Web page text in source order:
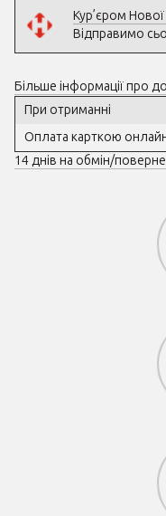
Кур’єром
Відправимо
Більше інформації про
При отриманні
Оплата карткою
14 днів на обмін/